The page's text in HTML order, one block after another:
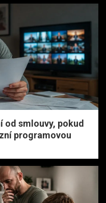
od smlouvy, pokud
programovou